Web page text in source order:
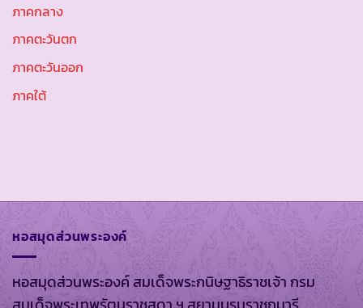
ภาคกลาง
ภาคตะวันตก
ภาคตะวันออก
ภาคใต้
หอสมุดส่วนพระองค์
หอสมุดส่วนพระองค์ สมเด็จพระกนิษฐาธิราชเจ้า กรม